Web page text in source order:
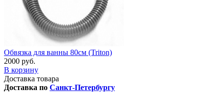
Обвязка для ванны 80см (Triton)
2000 руб.
В корзину
Доставка товара
Доставка по Санкт-Петербургу